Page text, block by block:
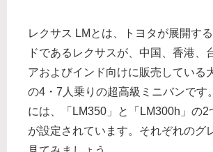
レクサス LMとは、トヨタが展開す
ドであるレクサスが、中国、香港、
アおよびインド向けに販売している
の4・7人乗りの超高級ミニバンです
には、「LM350」と「LM300h」の2
が設定されています。それぞれのグ